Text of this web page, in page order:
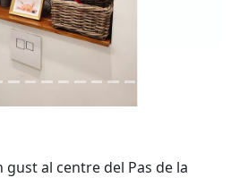
al centre del Pas de la